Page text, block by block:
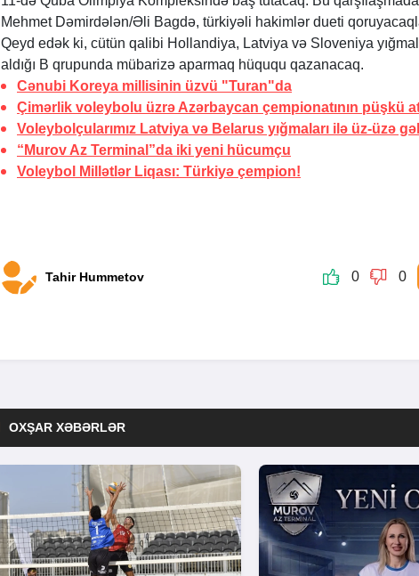
Mehmet Dəmirdələn/Əli Bagdə, türkiyəli hakimlər dueti
Qeyd edək ki, cütün qalibi Hollandiya, Latviya və Sloveniya
aldığı B qrupunda mübarizə aparmaq hüququ qazanacaq.
Cənubi Koreya millisinin üzvü "Turan"da
Çimərlik voleybolu üzrə Azərbaycan çempionatının püşkü
Voleybolçularımız Latviya və Belarus yığmaları ilə üz-üzə
“Murov Az Terminal”da iki yeni hücumçu
Voleybol Millətlər Liqası: Türkiyə çempion!
Tahir Hummetov 0 0
OXŞAR XƏBƏRLƏR